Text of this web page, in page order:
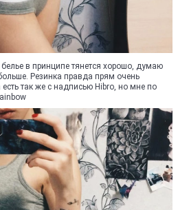
в принципе тянется хорошо, думаю
Резинка правда прям очень
так же с надписью Hibro, но мне по